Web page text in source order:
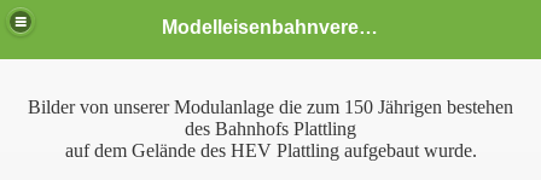
Modelleisenbahnverein Deggendorf
Bilder von unserer Modulanlage die zum 150 Jährigen bestehen
des Bahnhofs Plattling
auf dem Gelände des HEV Plattling aufgebaut wurde.